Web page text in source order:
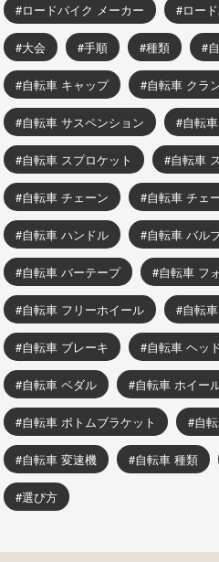
ロードバイク メーカー ロー
大会 手順 種類
自転車 キャップ 自転車 クラ
自転車 サスペンション 自転
自転車 スプロケット 自転車
自転車 チェーン 自転車 チェ
自転車 ハンドル 自転車 バル
自転車 バーテープ 自転車 フ
自転車 フリーホイール 自転
自転車 ブレーキ 自転車 ヘッ
自転車 ペダル 自転車 ホイー
自転車 ボトムブラケット 自
自転車 変速機 自転車 種類
選び方